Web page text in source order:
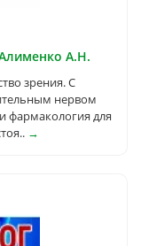
А.Н.
зрения. С
нервом
фармакология для
→